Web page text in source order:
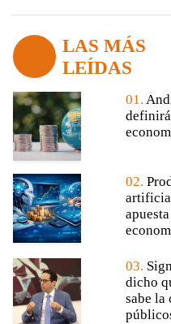
LAS MÁS
LEÍDAS
01.
02.
03.
dicho
sabe la